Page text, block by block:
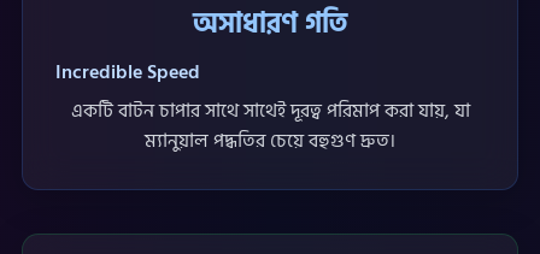
অসাধারণ গতি
Incredible Speed
একটি বাটন চাপার সাথে সাথেই দূরত্ব পরিমাপ করা যায়, যা
ম্যানুয়াল পদ্ধতির চেয়ে বহুগুণ দ্রুত।